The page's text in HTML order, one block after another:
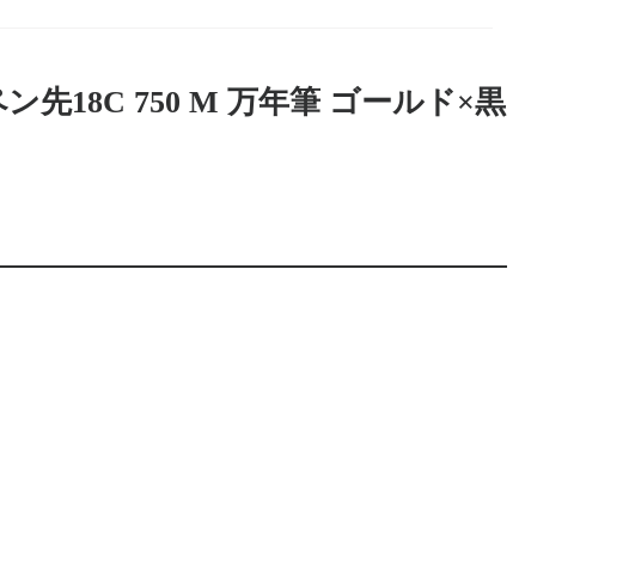
先18C 750 M 万年筆 ゴールド×黒